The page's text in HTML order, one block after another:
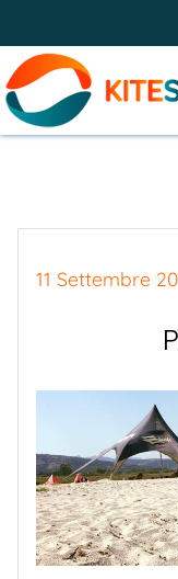
11 Settembre